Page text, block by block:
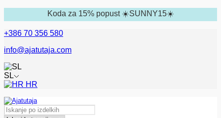
Koda za 15% popust ☀️SUNNY15☀️
+386 70 356 580
info@ajatutaja.com
SL
HR